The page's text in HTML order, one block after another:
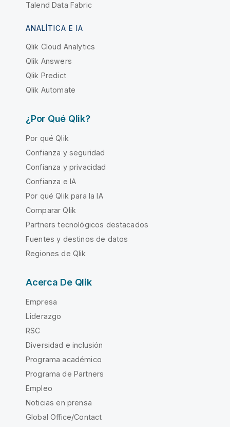
Talend Data Fabric
ANALÍTICA E IA
Qlik Cloud Analytics
Qlik Answers
Qlik Predict
Qlik Automate
¿Por Qué Qlik?
Por qué Qlik
Confianza y seguridad
Confianza y privacidad
Confianza e IA
Por qué Qlik para la IA
Comparar Qlik
Partners tecnológicos destacados
Fuentes y destinos de datos
Regiones de Qlik
Acerca De Qlik
Empresa
Liderazgo
RSC
Diversidad e inclusión
Programa académico
Programa de Partners
Empleo
Noticias en prensa
Global Office/Contact